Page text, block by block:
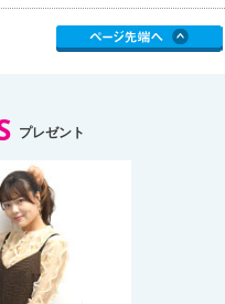
プレゼント